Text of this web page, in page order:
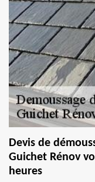
Devis de
Guichet Rénov
heures